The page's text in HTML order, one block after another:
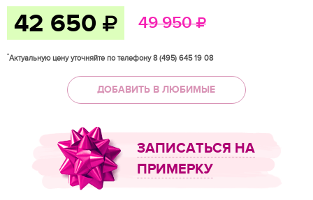
42 650 49 950
*Актуальную цену уточняйте по телефону 8 (495) 645 19 08
ДОБАВИТЬ В ЛЮБИМЫЕ
ЗАПИСАТЬСЯ НА
ПРИМЕРКУ